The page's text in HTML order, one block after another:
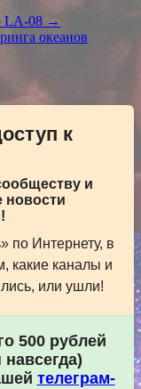
LA-08 →
океанов
к
и
новости
по Интернету, в
какие каналы и
или ушли!
500 рублей
телеграм-